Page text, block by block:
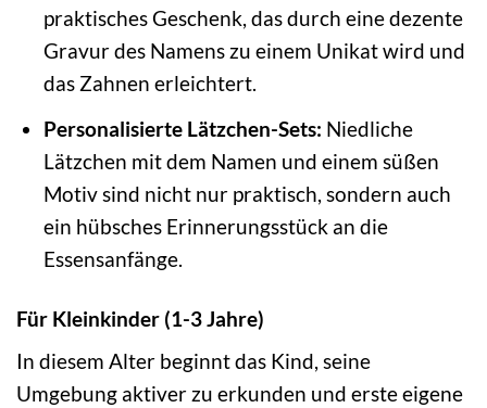
praktisches Geschenk, das durch eine dezente
Gravur des Namens zu einem Unikat wird und
das Zahnen erleichtert.
Personalisierte Lätzchen-Sets: Niedliche
Lätzchen mit dem Namen und einem süßen
Motiv sind nicht nur praktisch, sondern auch
ein hübsches Erinnerungsstück an die
Essensanfänge.
Für Kleinkinder (1-3 Jahre)
In diesem Alter beginnt das Kind, seine
Umgebung aktiver zu erkunden und erste eigene